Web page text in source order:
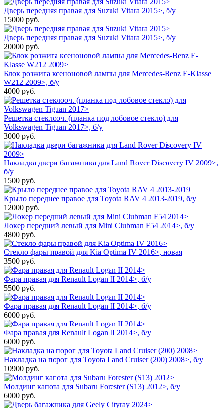
Дверь передняя правая для Suzuki Vitara 2015>, б/у
15000 руб.
Дверь передняя правая для Suzuki Vitara 2015>, б/у
20000 руб.
Блок розжига ксеноновой лампы для Mercedes-Benz E-Klasse
W212 2009>, б/у
4000 руб.
Решетка стеклооч. (планка под лобовое стекло) для
Volkswagen Tiguan 2017>, б/у
3000 руб.
Накладка двери багажника для Land Rover Discovery IV 2009>,
б/у
1500 руб.
Крыло переднее правое для Toyota RAV 4 2013-2019, б/у
12000 руб.
Локер передний левый для Mini Clubman F54 2014>, б/у
4800 руб.
Стекло фары правой для Kia Optima IV 2016>, новая
3500 руб.
Фара правая для Renault Logan II 2014>, б/у
5500 руб.
Фара правая для Renault Logan II 2014>, б/у
6000 руб.
Фара правая для Renault Logan II 2014>, б/у
6000 руб.
Накладка на порог для Toyota Land Cruiser (200) 2008>, б/у
10900 руб.
Молдинг капота для Subaru Forester (S13) 2012>, б/у
6000 руб.